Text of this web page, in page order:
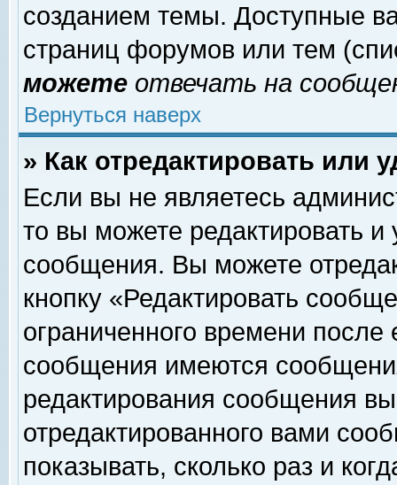
созданием темы. Доступные
страниц форумов или тем
можете отвечать на
Вернуться наверх
» Как отредактировать или
Если вы не являетесь
то вы можете редактировать и
сообщения. Вы можете
кнопку «Редактировать
ограниченного времени
сообщения имеются
редактирования сообщения
отредактированного вами
показывать, сколько раз и